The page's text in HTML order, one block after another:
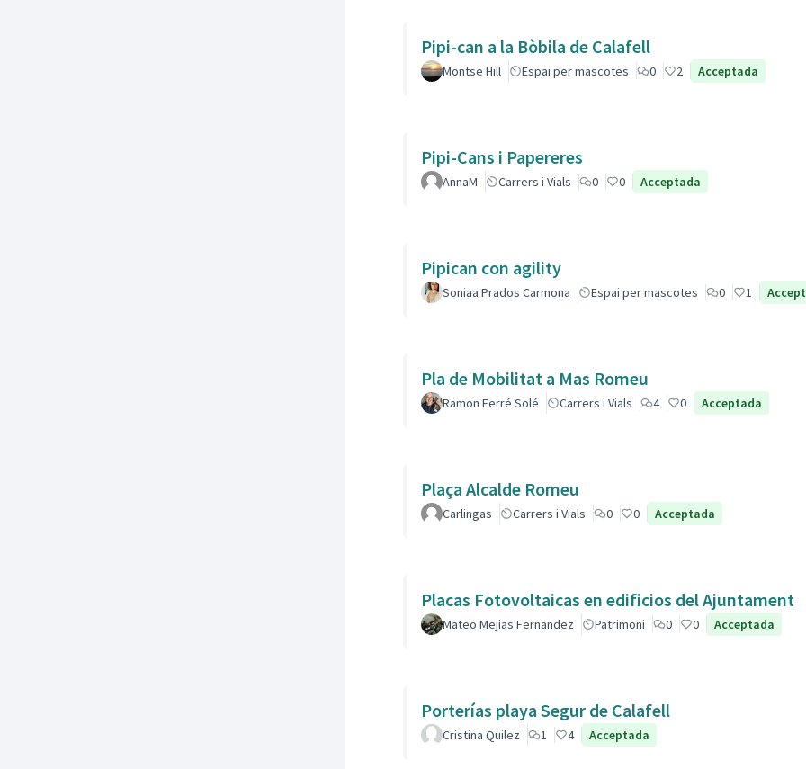
Pipi-can a la Bòbila de Calafell
Montse Hill Espai per mascotes 0 2 Acceptada
Pipi-Cans i Papereres
AnnaM Carrers i Vials 0 0 Acceptada
Pipican con agility
Soniaa Prados Carmona Espai per mascotes 0 1
Pla de Mobilitat a Mas Romeu
Ramon Ferré Solé Carrers i Vials 4 0 Acceptada
Plaça Alcalde Romeu
Carlingas Carrers i Vials 0 0 Acceptada
Placas Fotovoltaicas en edificios del Ajuntament
Mateo Mejias Fernandez Patrimoni 0 0 Acceptada
Porterías playa Segur de Calafell
Cristina Quilez 1 4 Acceptada